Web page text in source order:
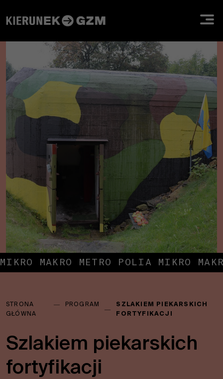
MIKRO MAKRO METRO POLIA MIKRO
tutaj:
STRONA
GŁÓWNA
― PROGRAM
―
SZLAKIEM PIEKARSKICH
FORTYFIKACJI
Szlakiem piekarskich
fortyfikacji